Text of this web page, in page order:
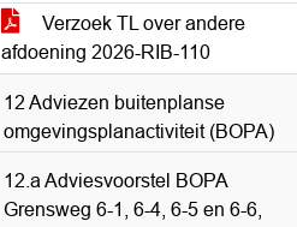
Verzoek TL over andere
afdoening 2026-RIB-110
12 Adviezen buitenplanse
omgevingsplanactiviteit (BOPA)
12.a Adviesvoorstel BOPA
Grensweg 6-1, 6-4, 6-5 en 6-6,